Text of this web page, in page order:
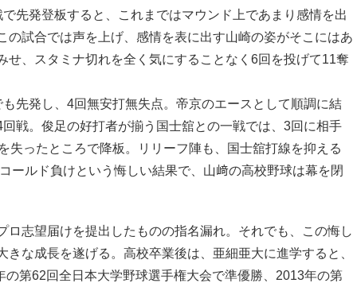
先発登板すると、これまではマウンド上であまり感情を出
の試合では声を上げ、感情を表に出す山崎の姿がそこにはあ
せ、スタミナ切れを全く気にすることなく6回を投げて11奪
先発し、4回無安打無失点。帝京のエースとして順調に結
戦。俊足の好打者が揃う国士舘との一戦では、3回に相手
失ったところで降板。リリーフ陣も、国士舘打線を抑える
ールド負けという悔しい結果で、山﨑の高校野球は幕を閉
志望届けを提出したものの指名漏れ。それでも、この悔し
きな成長を遂げる。高校卒業後は、亜細亜大に進学すると、
の第62回全日本大学野球選手権大会で準優勝、2013年の第